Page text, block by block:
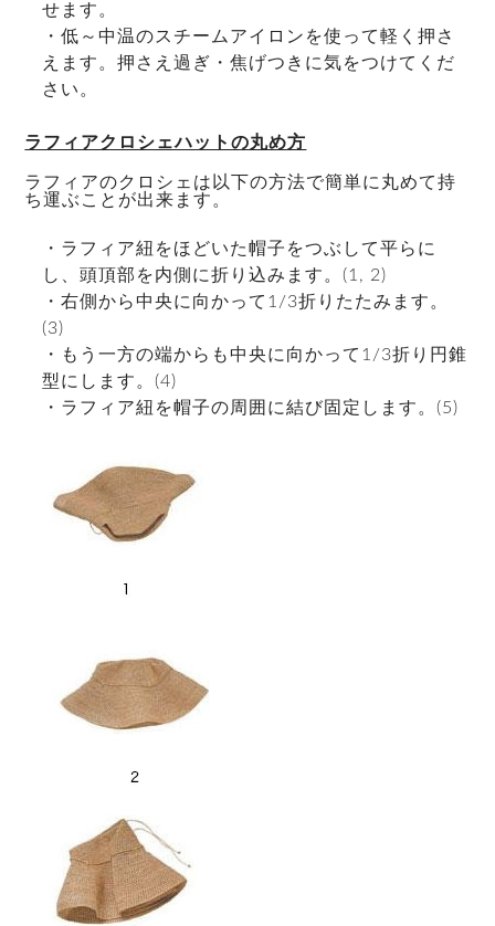
せます。
・低～中温のスチームアイロンを使って軽く押さ
えます。押さえ過ぎ・焦げつきに気をつけてくだ
さい。
ラフィアクロシェハットの丸め方
ラフィアのクロシェは以下の方法で簡単に丸めて持
ち運ぶことが出来ます。
・ラフィア紐をほどいた帽子をつぶして平らに
し、頭頂部を内側に折り込みます。(1, 2)
・右側から中央に向かって1/3折りたたみます。
(3)
・もう一方の端からも中央に向かって1/3折り円錐
型にします。(4)
・ラフィア紐を帽子の周囲に結び固定します。(5)